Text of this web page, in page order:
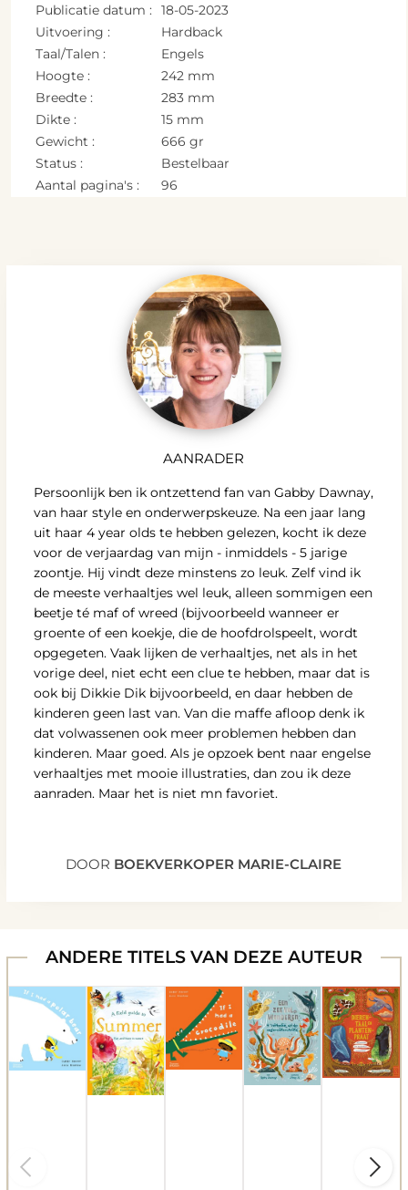
Publicatie datum :
18-05-2023
Uitvoering :
Hardback
Taal/Talen :
Engels
Hoogte :
242 mm
Breedte :
283 mm
Dikte :
15 mm
Gewicht :
666 gr
Status :
Bestelbaar
Aantal pagina's :
96
AANRADER
Persoonlijk ben ik ontzettend fan van Gabby Dawnay,
van haar style en onderwerpskeuze. Na een jaar lang
uit haar 4 year olds te hebben gelezen, kocht ik deze
voor de verjaardag van mijn - inmiddels - 5 jarige
zoontje. Hij vindt deze minstens zo leuk. Zelf vind ik
de meeste verhaaltjes wel leuk, alleen sommigen een
beetje té maf of wreed (bijvoorbeeld wanneer er
groente of een koekje, die de hoofdrolspeelt, wordt
opgegeten. Vaak lijken de verhaaltjes, net als in het
vorige deel, niet echt een clue te hebben, maar dat is
ook bij Dikkie Dik bijvoorbeeld, en daar hebben de
kinderen geen last van. Van die maffe afloop denk ik
dat volwassenen ook meer problemen hebben dan
kinderen. Maar goed. Als je opzoek bent naar engelse
verhaaltjes met mooie illustraties, dan zou ik deze
aanraden. Maar het is niet mn favoriet.
DOOR BOEKVERKOPER MARIE-CLAIRE
ANDERE TITELS VAN DEZE AUTEUR